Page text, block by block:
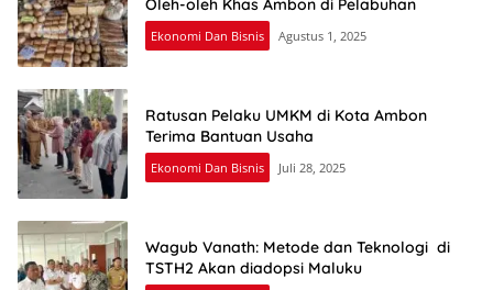
Oleh-oleh Khas Ambon di Pelabuhan
Ekonomi Dan Bisnis Agustus 1, 2025
Ratusan Pelaku UMKM di Kota Ambon
Terima Bantuan Usaha
Ekonomi Dan Bisnis Juli 28, 2025
Wagub Vanath: Metode dan Teknologi di
TSTH2 Akan diadopsi Maluku